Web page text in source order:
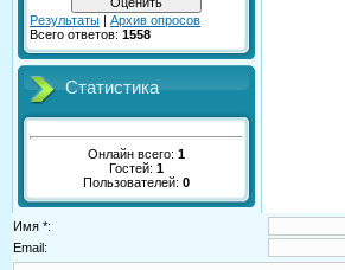
Результаты | Архив опросов
Всего ответов: 1558
Статистика
Онлайн всего: 1
Гостей: 1
Пользователей: 0
Имя *:
Email: